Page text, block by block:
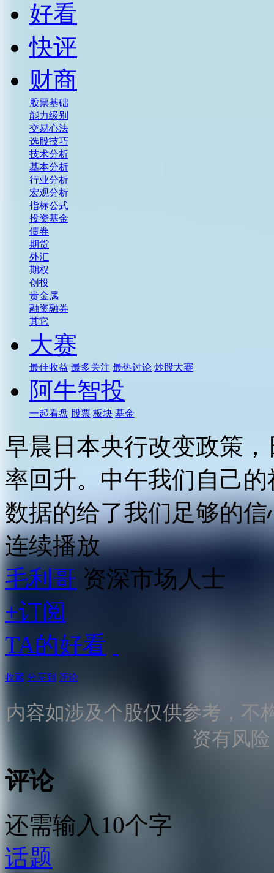
好看
快评
财商
股票基础
能力级别
交易心法
选股技巧
技术分析
基本分析
行业分析
宏观分析
指标公式
投资基金
债券
期货
外汇
期权
创投
贵金属
融资融券
其它
大赛
最佳收益 最多关注 最热讨论 炒股大赛
阿牛智投
一起看盘 股票 板块 基金
早晨日本央行改变政策
率回升。中午我们自己
数据的给了我们足够的
连续播放
毛利哥 资深市场人士
+订阅
TA的好看
收藏 分享到 评论
内容如涉及个股仅供参考，不
资有风
评论
还需输入10个字
话题